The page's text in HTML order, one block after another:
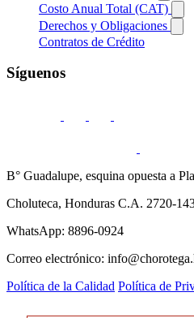
Costo Anual Total (CAT)
Derechos y Obligaciones
Contratos de Crédito
Síguenos
B° Guadalupe, esquina opuesta a
Choluteca, Honduras C.A. 2720-
WhatsApp: 8896-0924
Correo electrónico:
Política de la Calidad Política de